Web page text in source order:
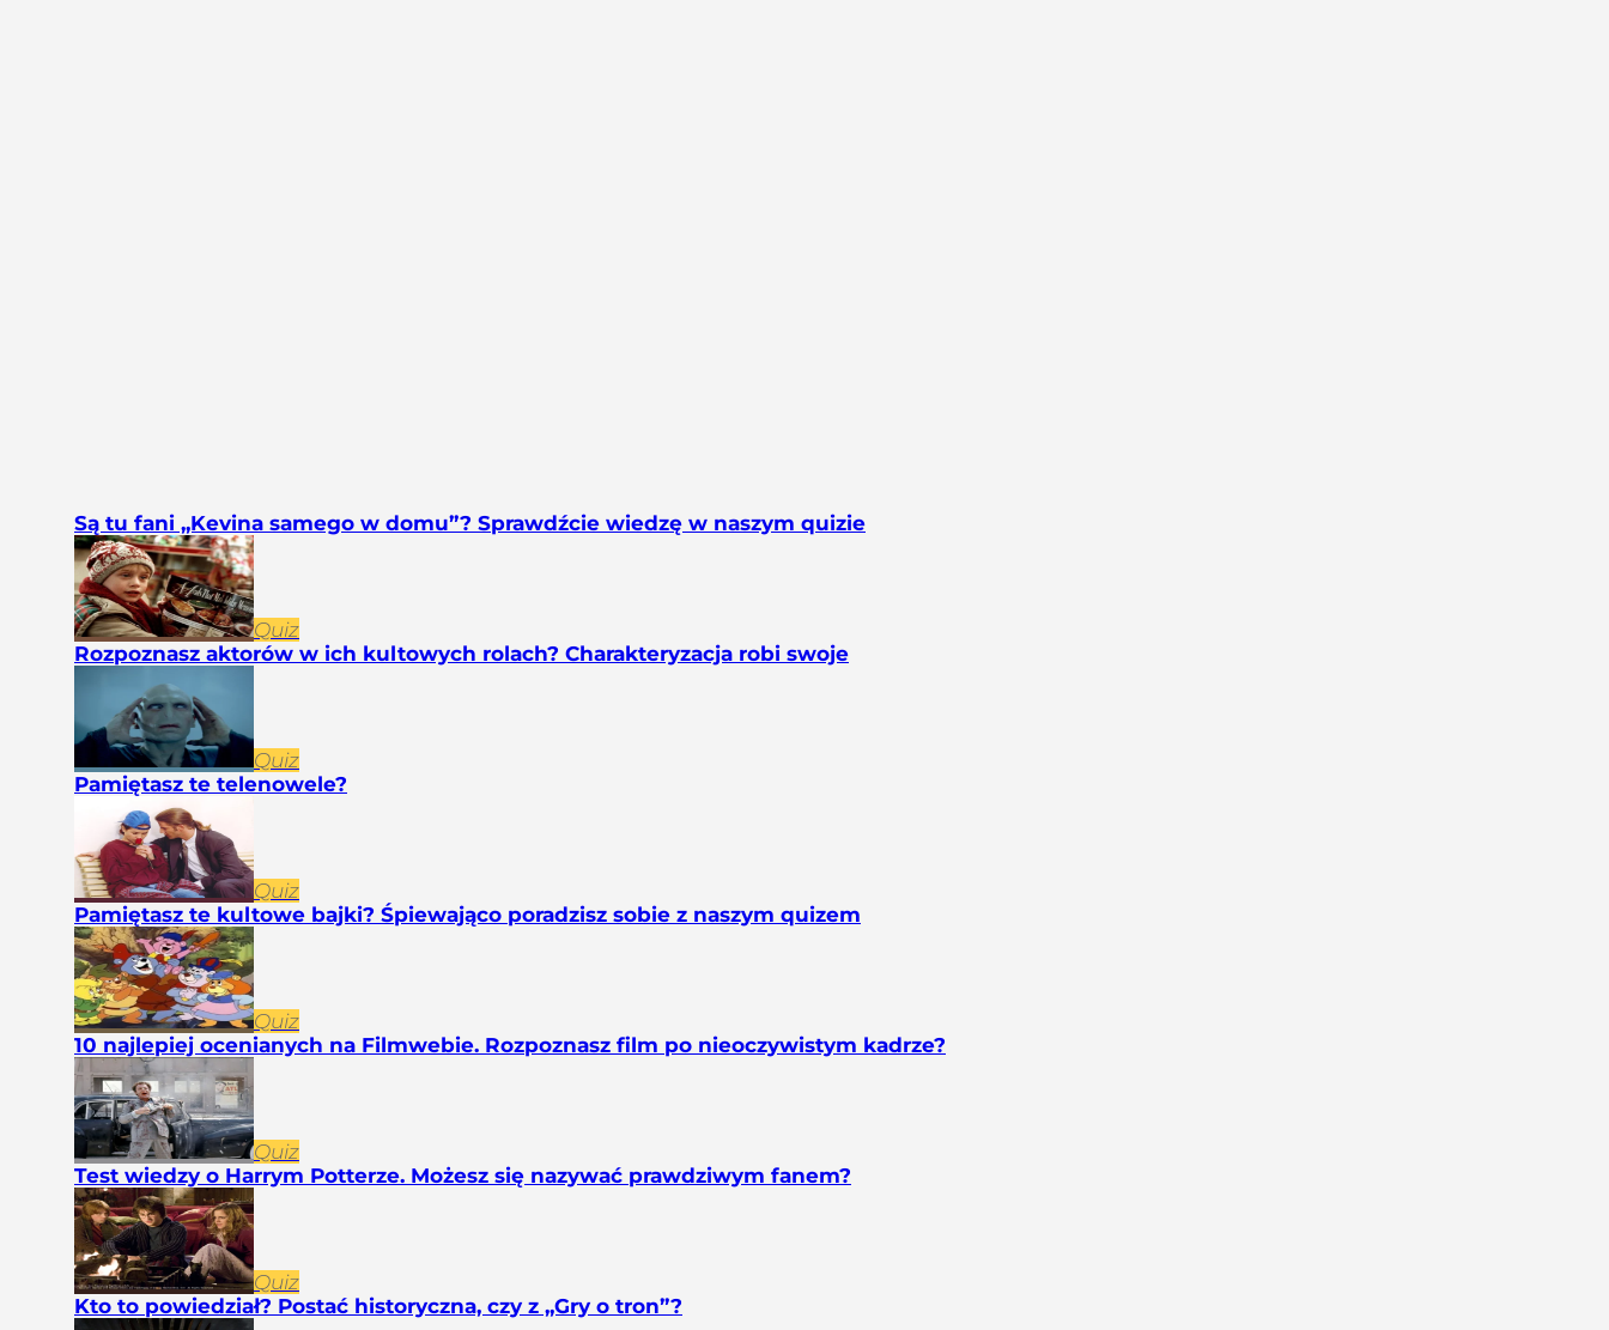
Są tu fani „Kevina samego w domu”? Sprawdźcie wiedzę w naszym quizie
Quiz
Rozpoznasz aktorów w ich kultowych rolach? Charakteryzacja robi swoje
Quiz
Pamiętasz te telenowele?
Quiz
Pamiętasz te kultowe bajki? Śpiewająco poradzisz sobie z naszym quizem
Quiz
10 najlepiej ocenianych na Filmwebie. Rozpoznasz film po nieoczywistym kadrze?
Quiz
Test wiedzy o Harrym Potterze. Możesz się nazywać prawdziwym fanem?
Quiz
Kto to powiedział? Postać historyczna, czy z „Gry o tron”?